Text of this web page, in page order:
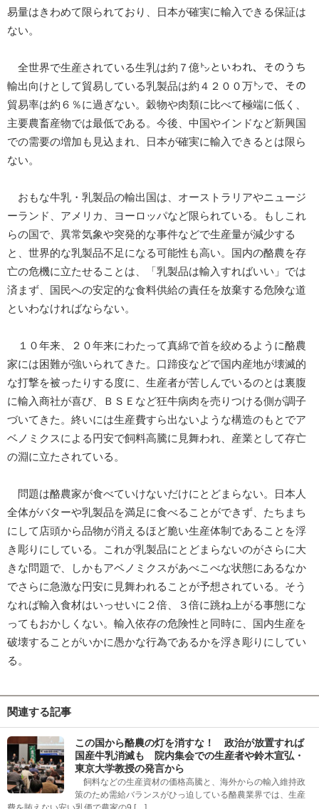
易量はきわめて限られており、日本が確実に輸入できる保証は
ない。
全世界で生産されている生乳は約７億㌧といわれ、そのうち
輸出向けとして貿易している乳製品は約４２００万㌧で、その
貿易率は約６％に過ぎない。穀物や肉類に比べて極端に低く、
主要農畜産物では最低である。今後、中国やインドなど新興国
での需要の増加も見込まれ、日本が確実に輸入できるとは限ら
ない。
おもな牛乳・乳製品の輸出国は、オーストラリアやニュージ
ーランド、アメリカ、ヨーロッパなど限られている。もしこれ
らの国で、異常気象や突発的な事件などで生産量が減少する
と、世界的な乳製品不足になる可能性も高い。国内の酪農を存
亡の危機に立たせることは、「乳製品は輸入すればいい」では
済まず、国民への安定的な食料供給の責任を放棄する危険な道
といわなければならない。
１０年来、２０年来にわたって真綿で首を絞めるように酪農
家には困難が強いられてきた。口蹄疫などで国内産地が壊滅的
な打撃を被ったりする度に、生産者が苦しんでいるのとは裏腹
に輸入商社が喜び、ＢＳＥなど狂牛病肉を売りつける側が調子
づいてきた。終いには生産費すら出ないような構造のもとでア
ベノミクスによる円安で飼料高騰に見舞われ、産業として存亡
の淵に立たされている。
問題は酪農家が食べていけないだけにとどまらない。日本人
全体がバターや乳製品を満足に食べることができず、たちまち
にして店頭から品物が消えるほど脆い生産体制であることを浮
き彫りにしている。これが乳製品にとどまらないのがさらに大
きな問題で、しかもアベノミクスがあべこべな状態にあるなか
でさらに急激な円安に見舞われることが予想されている。そう
なれば輸入食材はいっせいに２倍、３倍に跳ね上がる事態にな
ってもおかしくない。輸入依存の危険性と同時に、国内生産を
破壊することがいかに愚かな行為であるかを浮き彫りにしてい
る。
関連する記事
この国から酪農の灯を消すな！ 政治が放置すれば
国産牛乳消滅も 院内集会での生産者や鈴木宣弘・
東京大学教授の発言から
飼料などの生産資材の価格高騰と、海外からの輸入維持政
策のため需給バランスがひっ迫している酪農業界では、生産